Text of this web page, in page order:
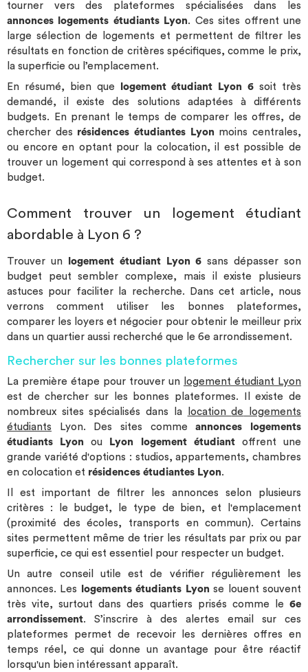
tourner vers des plateformes spécialisées dans les
annonces logements étudiants Lyon. Ces sites offrent une
large sélection de logements et permettent de filtrer les
résultats en fonction de critères spécifiques, comme le prix,
la superficie ou l’emplacement.
En résumé, bien que
logement étudiant Lyon 6 soit très
demandé, il existe des solutions adaptées à différents
budgets. En prenant le temps de comparer les offres, de
chercher des résidences étudiantes Lyon moins centrales,
ou encore en optant pour la colocation, il est possible de
trouver un logement qui correspond à ses attentes et à son
budget.
Comment trouver un logement étudiant
abordable à Lyon 6 ?
Trouver un logement étudiant Lyon 6 sans dépasser son
budget peut sembler complexe, mais il existe plusieurs
astuces pour faciliter la recherche. Dans cet article, nous
verrons comment utiliser les bonnes plateformes,
comparer les loyers et négocier pour obtenir le meilleur prix
dans un quartier aussi recherché que le 6e arrondissement.
Rechercher sur les bonnes plateformes
La première étape pour trouver un logement étudiant Lyon
est de chercher sur les bonnes plateformes. Il existe de
nombreux sites spécialisés dans la
locationde logements
étudiants Lyon. Des sites commeannonces logements
étudiants Lyon ou Lyon logement étudiantoffrent une
grande variété d'options : studios, appartements, chambres
en colocation et résidences étudiantes Lyon.
Il est important de filtrer les annonces selon plusieurs
critères : le budget, le type de bien, et l'emplacement
(proximité des écoles, transports en commun). Certains
sites permettent même de trier les résultats par prix ou par
superficie, ce qui est essentiel pour respecter un budget.
Un autre conseil utile est de vérifier régulièrement les
annonces. Les
logements étudiants Lyon se louent souvent
très vite, surtout dans des quartiers prisés comme le 6e
arrondissement. S’inscrire à des alertes email sur ces
plateformes permet de recevoir les dernières offres en
temps réel, ce qui donne un avantage pour être réactif
lorsqu'un bien intéressant apparaît.